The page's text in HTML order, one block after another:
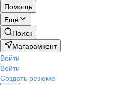
Помощь
Ещё
Поиск
Магарамкент
Войти
Войти
Создать резюме